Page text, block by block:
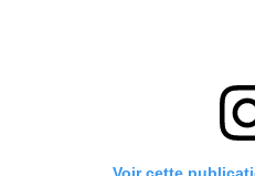
Voir cette